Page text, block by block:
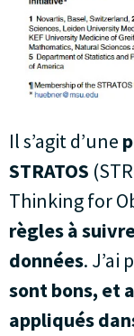
Il s’agit d’une
STRATOS
Thinking for
règles à
données. J’ai
sont bons, et
appliqués